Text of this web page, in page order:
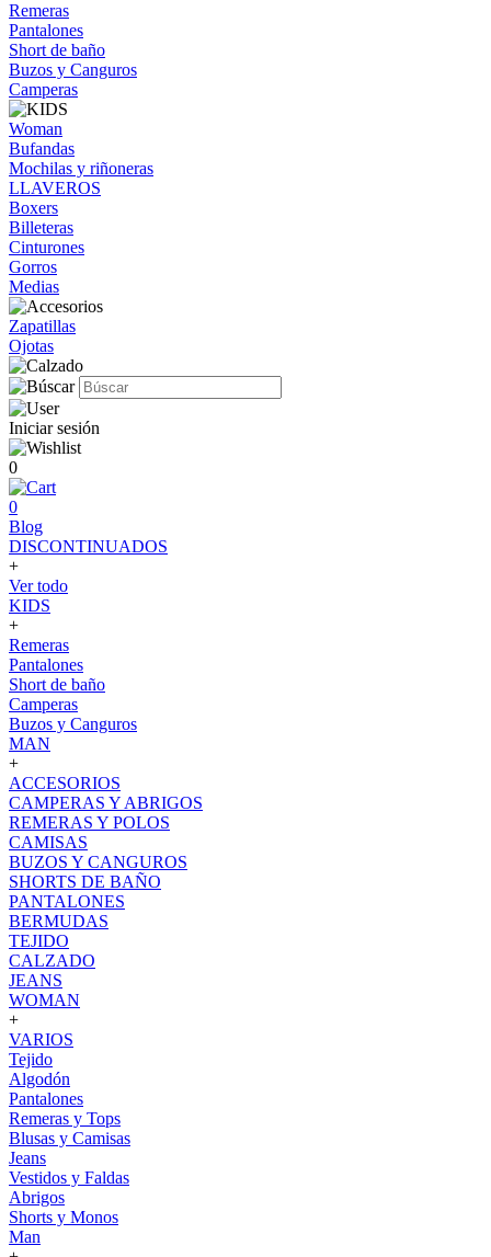
Remeras
Pantalones
Short de baño
Buzos y Canguros
Camperas
Woman
Bufandas
Mochilas y riñoneras
LLAVEROS
Boxers
Billeteras
Cinturones
Gorros
Medias
Zapatillas
Ojotas
Iniciar sesión
0
0
Blog
DISCONTINUADOS
+
Ver todo
KIDS
+
Remeras
Pantalones
Short de baño
Camperas
Buzos y Canguros
MAN
+
ACCESORIOS
CAMPERAS Y ABRIGOS
REMERAS Y POLOS
CAMISAS
BUZOS Y CANGUROS
SHORTS DE BAÑO
PANTALONES
BERMUDAS
TEJIDO
CALZADO
JEANS
WOMAN
+
VARIOS
Tejido
Algodón
Pantalones
Remeras y Tops
Blusas y Camisas
Jeans
Vestidos y Faldas
Abrigos
Shorts y Monos
Man